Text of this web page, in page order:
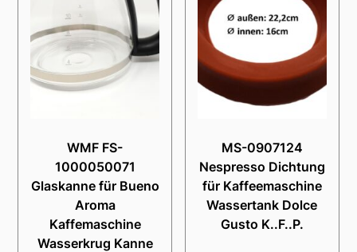
WMF FS-
1000050071
Glaskanne für Bueno
Aroma
Kaffemaschine
Wasserkrug Kanne
MS-0907124
Nespresso Dichtung
für Kaffeemaschine
Wassertank Dolce
Gusto K..F..P.